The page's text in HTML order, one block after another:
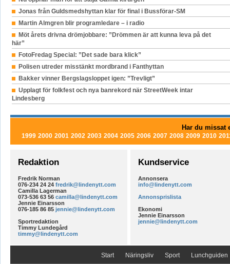
Jonas från Guldsmedshyttan klar för final i Bussförar-SM
Martin Almgren blir programledare – i radio
Möt årets drivna drömjobbare: ”Drömmen är att kunna leva på det
här”
FotoFredag Special: ”Det sade bara klick”
Polisen utreder misstänkt mordbrand i Fanthyttan
Bakker vinner Bergslagsloppet igen: ”Trevligt”
Upplagt för folkfest och nya banrekord när StreetWeek intar
Lindesberg
Har du missat
1999 2000 2001 2002 2003 2004 2005 2006 2007 2008 2009 2010
Redaktion
Fredrik Norman
076-234 24 24 fredrik@lindenytt.com
Camilla Lagerman
073-536 63 56 camilla@lindenytt.com
Jennie Einarsson
076-185 86 85 jennie@lindenytt.com
Sportredaktion
Timmy Lundegård
timmy@lindenytt.com
Kundservice
Annonsera
info@lindenytt.com
Annonsprislista
Ekonomi
Jennie Einarsson
jennie@lindenytt.com
Start Näringsliv Sport Lunchguiden